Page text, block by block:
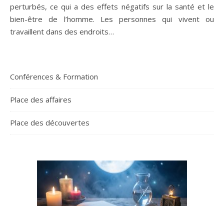
perturbés, ce qui a des effets négatifs sur la santé et le
bien-être de l’homme. Les personnes qui vivent ou
travaillent dans des endroits…
Conférences & Formation
Place des affaires
Place des découvertes